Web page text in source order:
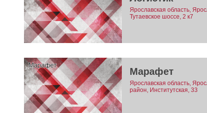
Ярославская область,
Тутаевское шоссе, 2 к7
Марафет
Ярославская область,
район, Институтская, 33